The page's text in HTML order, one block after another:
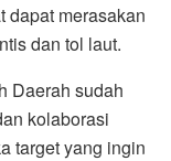
dapat merasakan
dan tol laut.
Daerah sudah
kolaborasi
target yang ingin